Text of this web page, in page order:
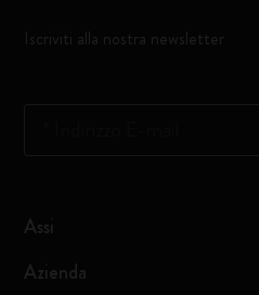
Iscriviti alla nostra newsletter
Assi
Azienda